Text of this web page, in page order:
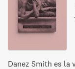
Danez Smith es la